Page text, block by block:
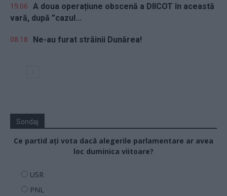
19.06 A doua operațiune obscenă a DIICOT în această
vară, după ”cazul...
08.18 Ne-au furat străinii Dunărea!
Sondaj
Ce partid ați vota dacă alegerile parlamentare ar avea
loc duminica viitoare?
USR
PNL